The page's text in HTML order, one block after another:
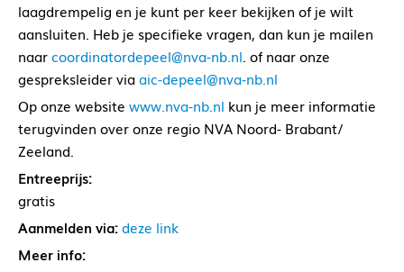
laagdrempelig en je kunt per keer bekijken of je wilt
aansluiten. Heb je specifieke vragen, dan kun je mailen
naarcoordinatordepeel@nva-nb.nl. of naar onze
gespreksleider viaaic-depeel@nva-nb.nl
Op onze website www.nva-nb.nl kun je meer informatie
terugvinden over onze regio NVA Noord- Brabant/
Zeeland.
Entreeprijs:
gratis
Aanmelden via:deze link
Meer info: